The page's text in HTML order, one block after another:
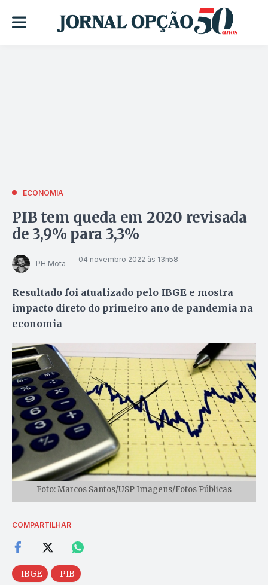
ECONOMIA
PIB tem queda em 2020 revisada
de 3,9% para 3,3%
PH Mota 04 novembro 2022 às 13h58
Resultado foi atualizado pelo IBGE e mostra
impacto direto do primeiro ano de pandemia na
economia
Foto: Marcos Santos/USP Imagens/Fotos Públicas
COMPARTILHAR
IBGE PIB